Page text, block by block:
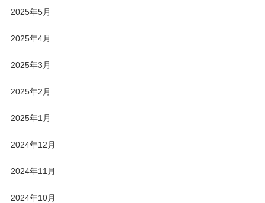
2025年5月
2025年4月
2025年3月
2025年2月
2025年1月
2024年12月
2024年11月
2024年10月